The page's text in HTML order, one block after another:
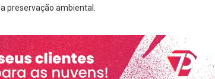
preservação ambiental.